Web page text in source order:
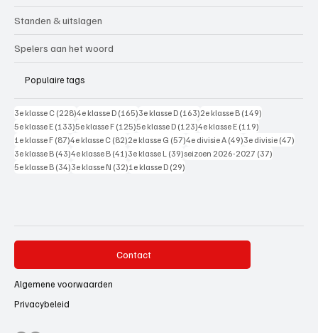
Standen & uitslagen
Spelers aan het woord
Populaire tags
3e klasse C (228)228 posts
4e klasse D (165)165 posts
3e klasse D (163)163 posts
2e klasse B (149)
5e klasse E (133)133 posts
5e klasse F (125)125 posts
5e klasse D (123)123 posts
4e klasse E (119)
1e klasse F (87)87 posts
4e klasse C (82)82 posts
2e klasse G (57)57 posts
4e divisie A (49)49 posts
3e divisie (47)
3e klasse B (43)43 posts
4e klasse B (41)41 posts
3e klasse L (39)39 posts
seizoen 2026-2027 (37)
5e klasse B (34)34 posts
3e klasse N (32)32 posts
1e klasse D (29)
Contact
Algemene voorwaarden
Privacybeleid